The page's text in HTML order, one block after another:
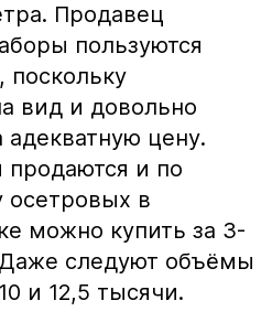
Продавец
пользуются
вид и довольно
цену.
и по
осетровых в
можно купить за 3-
следуют объёмы
и 12,5 тысячи.